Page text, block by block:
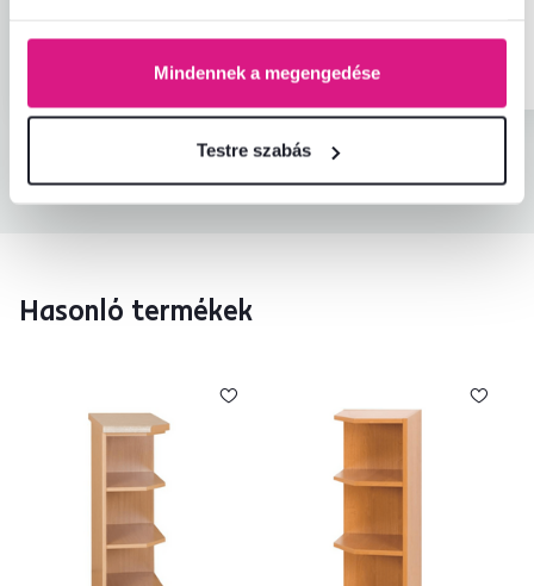
Mindennek a megengedése
Testre szabás
Igazolt vásárlás
Hasonló termékek